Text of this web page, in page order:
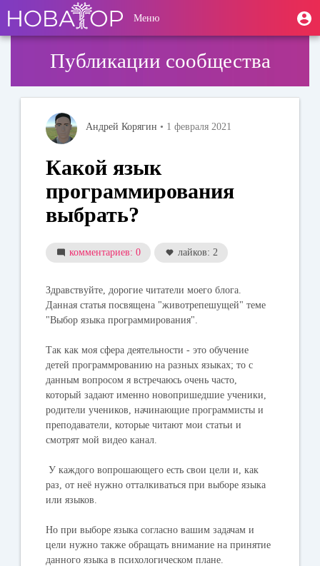
основному
содержанию
User
account
Меню
Публикации сообщества
Андрей Корягин • 1 февраля 2021
Какой язык
программирования
выбрать?
комментариев: 0 лайков: 2
Здравствуйте, дорогие читатели моего блога.
Данная статья посвящена "животрепешущей" теме
"Выбор языка программирования".
Так как моя сфера деятельности - это обучение
детей программрованию на разных языках; то с
данным вопросом я встречаюсь очень часто,
который задают именно новопришедшие ученики,
родители учеников, начинающие программисты и
преподаватели, которые читают мои статьи и
смотрят мой видео канал.
У каждого вопрошающего есть свои цели и, как
раз, от неё нужно отталкиваться при выборе языка
или языков.
Но при выборе языка согласно вашим задачам и
цели нужно также обращать внимание на принятие
данного языка в психологическом плане.